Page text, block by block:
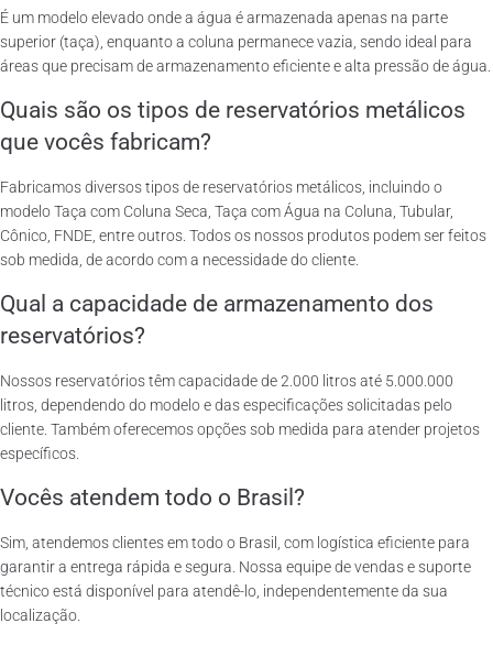
É um modelo elevado onde a água é armazenada apenas na parte
superior (taça), enquanto a coluna permanece vazia, sendo ideal para
áreas que precisam de armazenamento eficiente e alta pressão de água.
Quais são os tipos de reservatórios metálicos
que vocês fabricam?
Fabricamos diversos tipos de reservatórios metálicos, incluindo o
modelo Taça com Coluna Seca, Taça com Água na Coluna, Tubular,
Cônico, FNDE, entre outros. Todos os nossos produtos podem ser feitos
sob medida, de acordo com a necessidade do cliente.
Qual a capacidade de armazenamento dos
reservatórios?
Nossos reservatórios têm capacidade de 2.000 litros até 5.000.000
litros, dependendo do modelo e das especificações solicitadas pelo
cliente. Também oferecemos opções sob medida para atender projetos
específicos.
Vocês atendem todo o Brasil?
Sim, atendemos clientes em todo o Brasil, com logística eficiente para
garantir a entrega rápida e segura. Nossa equipe de vendas e suporte
técnico está disponível para atendê-lo, independentemente da sua
localização.